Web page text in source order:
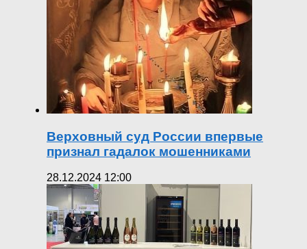
Верховный суд России впервые
признал гадалок мошенниками
28.12.2024 12:00